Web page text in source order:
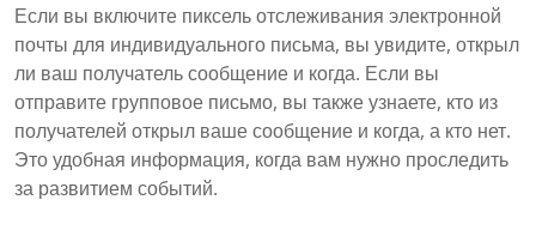
Если вы включите пиксель отслеживания электронной
почты для индивидуального письма, вы увидите, открыл
ли ваш получатель сообщение и когда. Если вы
отправите групповое письмо, вы также узнаете, кто из
получателей открыл ваше сообщение и когда, а кто нет.
Это удобная информация, когда вам нужно проследить
за развитием событий.